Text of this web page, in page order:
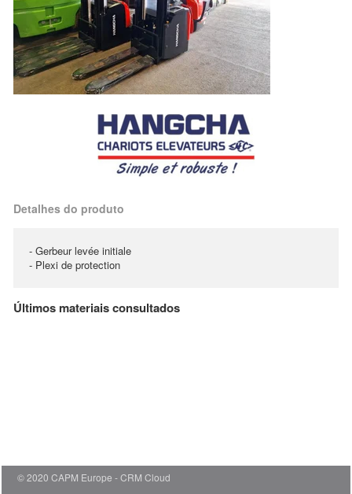
Detalhes do produto
- Gerbeur levée initiale
- Plexi de protection
Últimos materiais consultados
© 2020 CAPM Europe CRM Cloud